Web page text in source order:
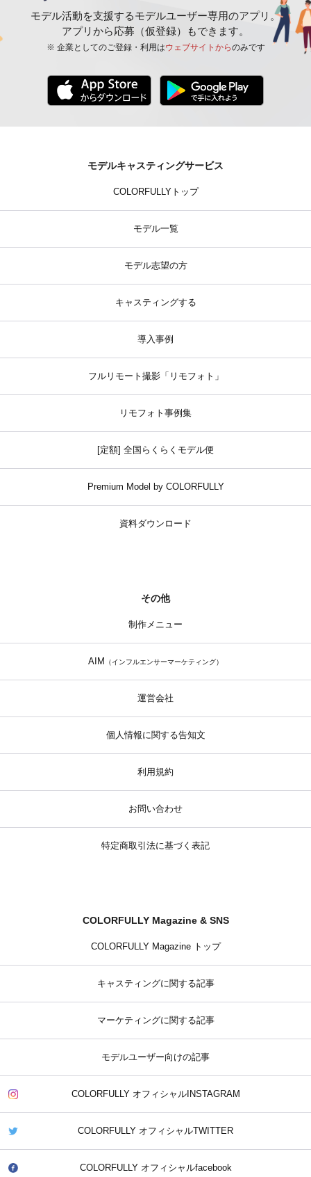
モデル活動を支援するモデルユーザー専用のアプリ。
アプリから応募（仮登録）もできます。
※ 企業としてのご登録・利用はウェブサイトからのみです
モデルキャスティングサービス
COLORFULLYトップ
モデル一覧
モデル志望の方
キャスティングする
導入事例
フルリモート撮影「リモフォト」
リモフォト事例集
[定額] 全国らくらくモデル便
Premium Model by COLORFULLY
資料ダウンロード
その他
制作メニュー
AIM （インフルエンサーマーケティング）
運営会社
個人情報に関する告知文
利用規約
お問い合わせ
特定商取引法に基づく表記
COLORFULLY Magazine & SNS
COLORFULLY Magazine トップ
キャスティングに関する記事
マーケティングに関する記事
モデルユーザー向けの記事
COLORFULLY オフィシャルINSTAGRAM
COLORFULLY オフィシャルTWITTER
COLORFULLY オフィシャルfacebook